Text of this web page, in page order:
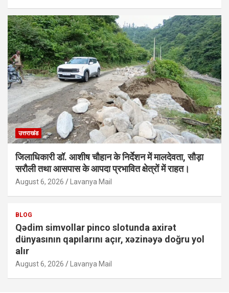
उत्तराखंड
जिलाधिकारी डॉ. आशीष चौहान के निर्देशन में मालदेवता, सौड़ा
सरौली तथा आसपास के आपदा प्रभावित क्षेत्रों में राहत।
August 6, 2026 Lavanya Mail
BLOG
Qədim simvollar pinco slotunda axirət
dünyasının qapılarını açır, xəzinəyə doğru yol
alır
August 6, 2026 Lavanya Mail